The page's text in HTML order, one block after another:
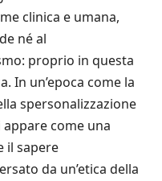
clinica e umana,
né al
proprio in questa
In un’epoca come la
spersonalizzazione
come una
il sapere
da un’etica della